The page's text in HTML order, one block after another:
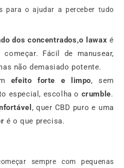
para o ajudar a perceber tudo
dos concentrados,o lawax é
Fácil de manusear,
não demasiado potente.
efeito forte e limpo, sem
especial, escolha o crumble.
, quer CBD puro e uma
é o que precisa.
sempre com pequenas